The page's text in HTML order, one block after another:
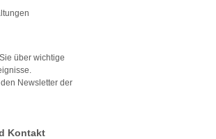
über wichtige
Newsletter der
Kontakt